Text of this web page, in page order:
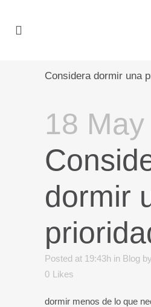
Considera dormir una
18 May
dormir
Posted at 19:43h in Blog by
0 Likes
dormir menos de lo que